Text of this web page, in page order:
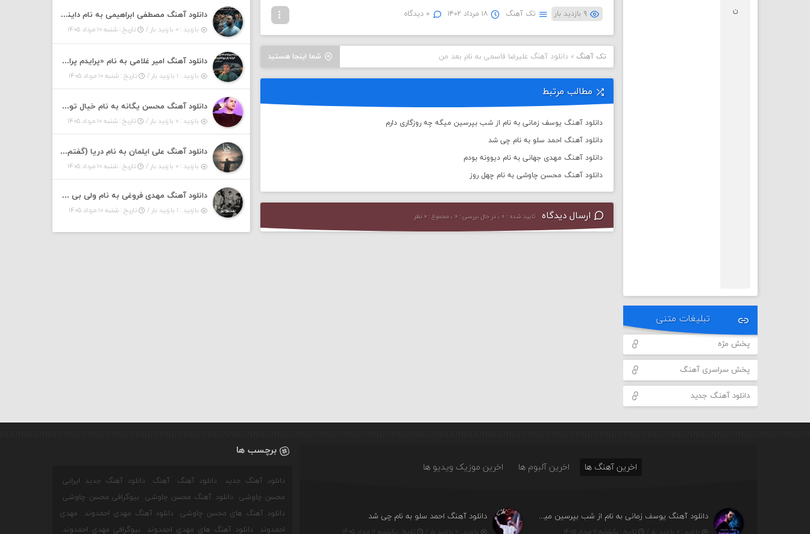
۹ بازدید بار تک آهنگ ۱۸ مرداد ۱۴۰۲ ۰ دیدگاه
شما اینجا هستید تک آهنگ »دانلود آهنگ علیرضا قاسمی به نام بعد من
مطالب مرتبط
دانلود آهنگ یوسف زمانی به نام از شب بپرسین میگه چه روزگاری دارم
دانلود آهنگ احمد سلو به نام چی شد
دانلود آهنگ مهدی جهانی به نام دیوونه بودم
دانلود آهنگ محسن چاوشی به نام چهل روز
ارسال دیدگاه تایید شده : ۰ ، در حال بررسی : ۰ ، مجموع : ۰ نظر
ن
تبلیغات متنی
پخش مژه
پخش سراسری آهنگ
دانلود آهنگ جدید
دانلود آهنگ مصطفی ابراهیمی به نام داینی داینی جونم قربون پنج تیر پرونم
بازدید : ۰ بازدید بار / تاریخ : شنبه ۱۰ مرداد ۱۴۰۵
دانلود آهنگ امیر غلامی به نام «پرایدم پرایدم همش خرابه یار نیو کنارم دیگه پولی نداروم (ریمیکس اینستاگرام)»
بازدید : ۱ بازدید بار / تاریخ : شنبه ۱۰ مرداد ۱۴۰۵
دانلود آهنگ محسن یگانه به نام خیال تو (با خیال تو هنوزم مثل هر روز و همیشه ریمیکس)
بازدید : ۰ بازدید بار / تاریخ : شنبه ۱۰ مرداد ۱۴۰۵
دانلود آهنگ علی ایلمان به نام دریا (گفتم که دریا خرابه نمه بارونه لب شط و نبین)
بازدید : ۰ بازدید بار / تاریخ : شنبه ۱۰ مرداد ۱۴۰۵
دانلود آهنگ مهدی فروغی به نام ولی بی شوخی مراقب من باش
بازدید : ۱ بازدید بار / تاریخ : شنبه ۱۰ مرداد ۱۴۰۵
اخرین آهنگ ها اخرین آلبوم ها اخرین موزیک ویدیو ها
دانلود آهنگ یوسف زمانی به نام از شب بپرسین میگه چه روزگاری دارم
بازدید : ۰ بازدید بار / تاریخ : یکشنبه ۱۱ مرداد ۱۴۰۵
دانلود آهنگ احمد سلو به نام چی شد
بازدید : ۰ بازدید بار / تاریخ : یکشنبه ۱۱ مرداد ۱۴۰۵
برچسب ها
دانلود آهنگ جدید دانلود آهنگ آهنگ
دانلود آهنگ جدید ایرانی
محسن چاوشی
دانلود آهنگ محسن چاوشی
بیوگرافی محسن چاوشی
دانلود آهنگ های محسن چاوشی
دانلود آهنگ مهدی احمدوند
مهدی
احمدوند
دانلود آهنگ های مهدی احمدوند بیوگرافی مهدی احمدوند